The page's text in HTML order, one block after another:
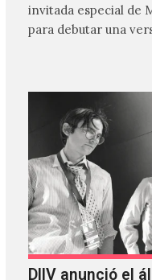
invitada especial de
para debutar una
DIIV anunció el